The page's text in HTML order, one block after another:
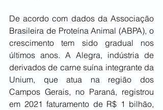
De acordo com dados da Associação
Brasileira de Proteína Animal (ABPA), o
crescimento tem sido gradual nos
últimos anos. A Alegra, indústria de
derivados de carne suína integrante da
Unium, que atua na região dos
Campos Gerais, no Paraná, registrou
em 2021 faturamento de R$ 1 bilhão,